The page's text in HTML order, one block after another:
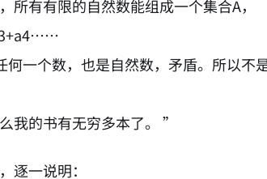
所有有限的自然数能组成一个集合A，
一个数，也是自然数，矛盾。所以不
我的书有无穷多本了。 ”
逐一说明：